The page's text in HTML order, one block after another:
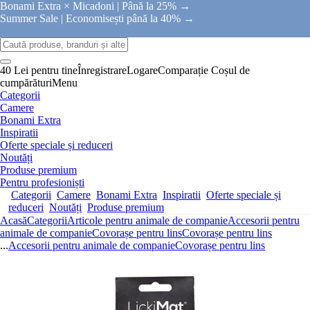
Bonami Extra × Micadoni | Până la 25% →
Summer Sale | Economisești până la 40% →
40 Lei pentru tineÎnregistrareLogareComparație Coșul de
cumpărăturiMenu
Categorii
Camere
Bonami Extra
Inspiratii
Oferte speciale și reduceri
Noutăți
Produse premium
Pentru profesioniști
Categorii Camere Bonami Extra Inspiratii Oferte speciale și
reduceri Noutăți Produse premium
AcasăCategoriiArticole pentru animale de companieAccesorii pentru
animale de companieCovorașe pentru linsCovorașe pentru lins
...Accesorii pentru animale de companieCovorașe pentru lins